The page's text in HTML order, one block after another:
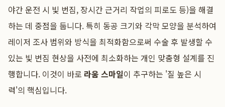
야간 운전 시 빛 번짐, 장시간 근거리 작업의 피로도 등)을 해결
하는 데 중점을 둡니다. 특히 동공 크기와 각막 모양을 분석하여
레이저 조사 범위와 방식을 최적화함으로써 수술 후 발생할 수
있는 빛 번짐 현상을 사전에 최소화하는 개인 맞춤형 설계를 진
행합니다. 이것이 바로 라움 스마일이 추구하는 '질 높은 시
력'의 핵심입니다.